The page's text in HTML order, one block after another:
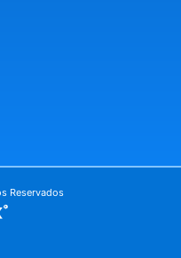
Reservados